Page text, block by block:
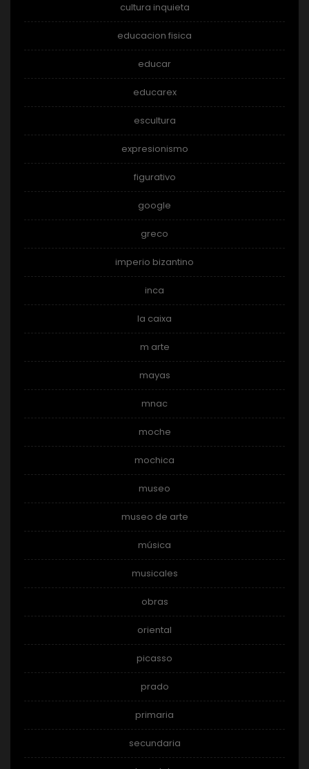
cultura inquieta
educacion fisica
educar
educarex
escultura
expresionismo
figurativo
google
greco
imperio bizantino
inca
la caixa
m arte
mayas
mnac
moche
mochica
museo
museo de arte
música
musicales
obras
oriental
picasso
prado
primaria
secundaria